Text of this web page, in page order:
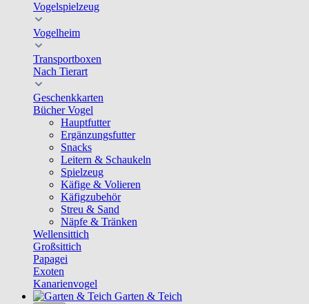
Vogelspielzeug
Vogelheim
Transportboxen
Nach Tierart
Geschenkkarten
Bücher Vogel
Hauptfutter
Ergänzungsfutter
Snacks
Leitern & Schaukeln
Spielzeug
Käfige & Volieren
Käfigzubehör
Streu & Sand
Näpfe & Tränken
Wellensittich
Großsittich
Papagei
Exoten
Kanarienvogel
Garten & Teich